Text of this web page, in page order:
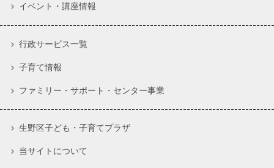
イベント・講座情報
行政サービス一覧
子育て情報
ファミリー・サポート・センター事業
生野区子ども・子育てプラザ
当サイトについて